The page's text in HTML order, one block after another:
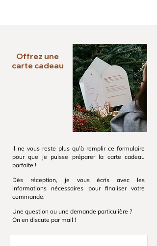
simplement compléter la différence si la
nouvelle formule choisie est plus élevée.
Offrez une
carte cadeau
Il ne vous reste plus qu’à remplir ce formulaire
pour que je puisse préparer la carte cadeau
parfaite !
Dès réception, je vous écris avec les
informations nécessaires pour finaliser votre
commande.
Une question ou une demande particulière ?
On en discute par mail !